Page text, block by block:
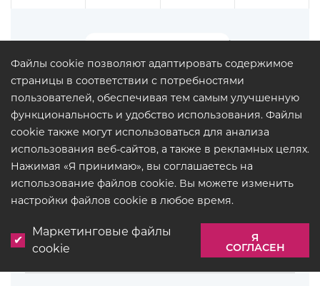
TERMOVENT
Файлы cookie позволяют адаптировать содержимое
страницы в соответствии с потребностями
пользователей, обеспечивая тем самым улучшенную
функциональность и удобство использования. Файлы
cookie также могут использоваться для анализа
использования веб-сайтов, а также в рекламных целях.
Нажимая «Я принимаю», вы соглашаетесь на
использование файлов cookie. Вы можете изменить
настройки файлов cookie в любое время.
Маркетинговые файлы
cookie
Я
СОГЛАСЕН